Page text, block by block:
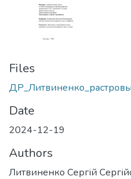
Files
Date
2024-12-19
Authors
Литвиненко Сергій